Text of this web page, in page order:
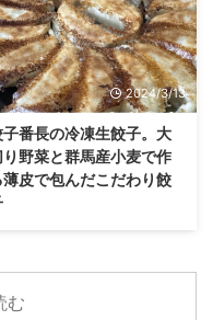
2024/3/13
子番長の冷凍生餃子。大
り野菜と群馬産小麦で作
薄皮で包んだこだわり餃
む